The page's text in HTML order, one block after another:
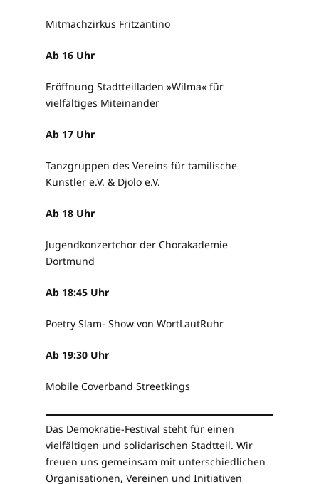
Mitmachzirkus Fritzantino
Ab 16 Uhr
Eröffnung Stadtteilladen »Wilma« für
vielfältiges Miteinander
Ab 17 Uhr
Tanzgruppen des Vereins für tamilische
Künstler e.V. & Djolo e.V.
Ab 18 Uhr
Jugendkonzertchor der Chorakademie
Dortmund
Ab 18:45 Uhr
Poetry Slam- Show von WortLautRuhr
Ab 19:30 Uhr
Mobile Coverband Streetkings
Das Demokratie-Festival steht für einen
vielfältigen und solidarischen Stadtteil. Wir
freuen uns gemeinsam mit unterschiedlichen
Organisationen, Vereinen und Initiativen